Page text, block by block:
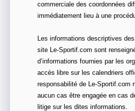
commerciale des coordonnées
immédiatement lieu à une
Les informations descriptives
site Le-Sportif.com sont
d’informations fournies par les
accès libre sur les calendriers
responsabilité de Le-Sportif.com
aucun cas être engagée en cas
litige sur les dites informations.